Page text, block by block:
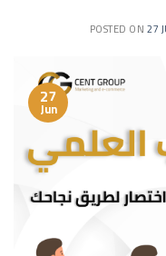
POSTED ON27
27
Jun